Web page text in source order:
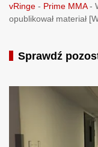
vRinge - Prime MMA-
opublikował materiał
Sprawdź